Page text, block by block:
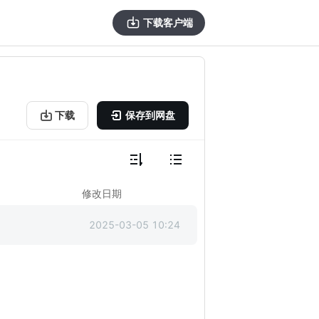
下载客户端
下载 保存到网盘
修改日期
2025-03-05 10:24